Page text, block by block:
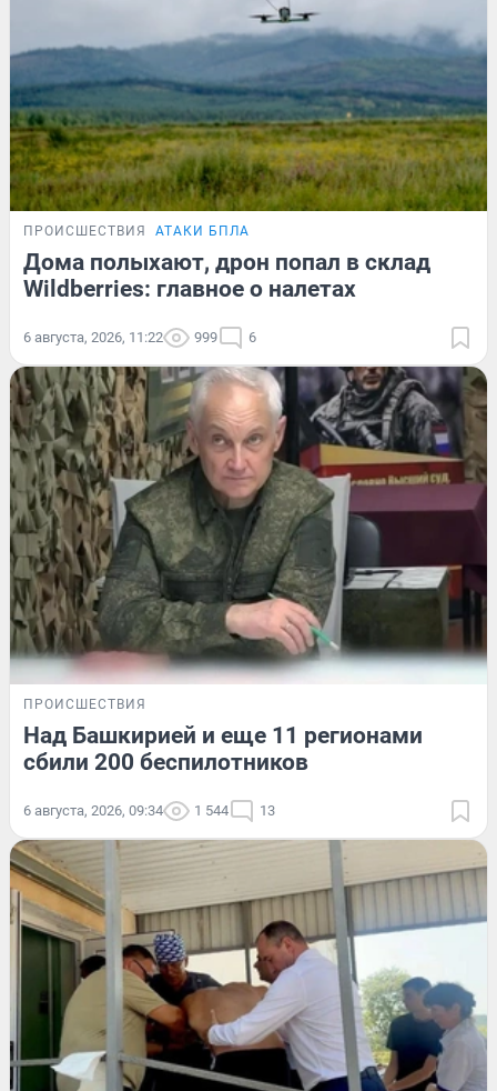
ПРОИСШЕСТВИЯ АТАКИ БПЛА
Дома полыхают, дрон попал в склад
Wildberries: главное о налетах
6 августа, 2026, 11:22 999 6
ПРОИСШЕСТВИЯ
Над Башкирией и еще 11 регионами
сбили 200 беспилотников
6 августа, 2026, 09:34 1 544 13